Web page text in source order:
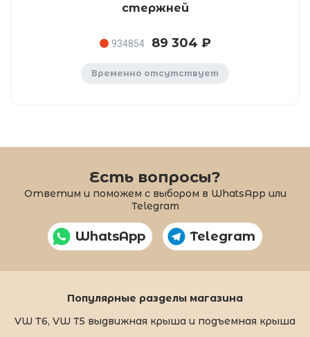
стержней
934854 89 304 ₽
Временно отсутствует
Есть вопросы?
Ответим и поможем с выбором в WhatsApp или
Telegram
WhatsApp Telegram
Популярные разделы магазина
VW T6, VW T5 выдвижная крыша и подъемная крыша